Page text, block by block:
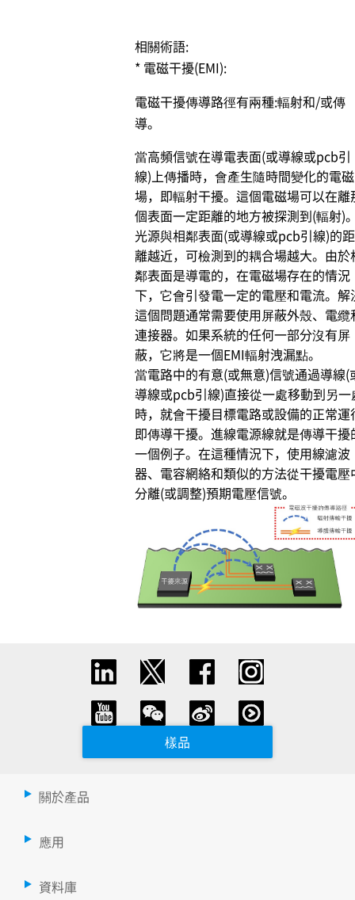
相關術語:
* 電磁干擾(EMI):
電磁干擾傳導路徑有兩種:輻射和/或傳
導。
當高頻信號在導電表面(或導線或pcb引
線)上傳播時，會產生隨時間變化的電磁
場，即輻射干擾。這個電磁場可以在離
個表面一定距離的地方被探測到(輻射)
光源與相鄰表面(或導線或pcb引線)的距
離越近，可檢測到的耦合場越大。由於
鄰表面是導電的，在電磁場存在的情況
下，它會引發電一定的電壓和電流。解
這個問題通常需要使用屏蔽外殼、電纜
連接器。如果系統的任何一部分沒有屏
蔽，它將是一個EMI輻射洩漏點。
當電路中的有意(或無意)信號通過導線(
導線或pcb引線)直接從一處移動到另一
時，就會干擾目標電路或設備的正常運
即傳導干擾。進線電源線就是傳導干擾
一個例子。在這種情況下，使用線濾波
器、電容網絡和類似的方法從干擾電壓
分離(或調整)預期電壓信號。
樣品
關於產品
應用
資料庫